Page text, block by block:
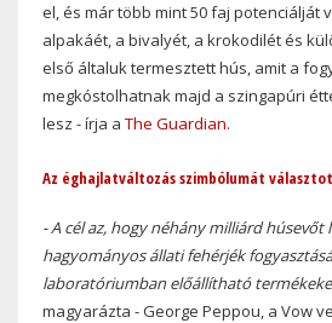
el, és már több mint 50 faj potenciálját
alpakáét, a bivalyét, a krokodilét és
első általuk termesztett hús, amit a
megkóstolhatnak majd a szingapúri
lesz - írja a The Guardian.
Az éghajlatváltozás szimbólumát
- A cél az, hogy néhány milliárd húsevőt
hagyományos állati fehérjék
laboratóriumban előállítható
magyarázta - George Peppou, a Vow